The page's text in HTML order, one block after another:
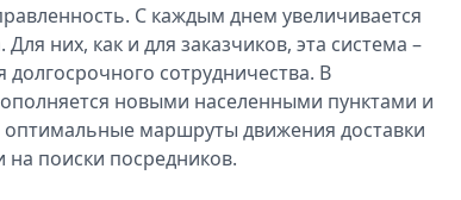
С каждым днем увеличивается
них, как и для заказчиков, эта система –
сотрудничества. В
новыми населенными пунктами и
оптимальные маршруты движения доставки
на поиски посредников.